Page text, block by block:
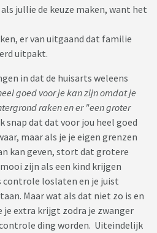
jullie de keuze maken, want het
er van uitgaand dat familie
uitpakt.
in dat de huisarts weleens
goed voor je kan zijn omdat je
raken en er "een groter
snap dat dat voor jou heel goed
maar als je je eigen grenzen
kan geven, stort dat grotere
zijn als een kind krijgen
controle loslaten en je juist
Maar wat als dat niet zo is en
je extra krijgt zodra je zwanger
ding worden. Uiteindelijk